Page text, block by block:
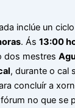
inclúe un
. Ás 13:00
dos mestres
, durante o cal
concluír a
no que se